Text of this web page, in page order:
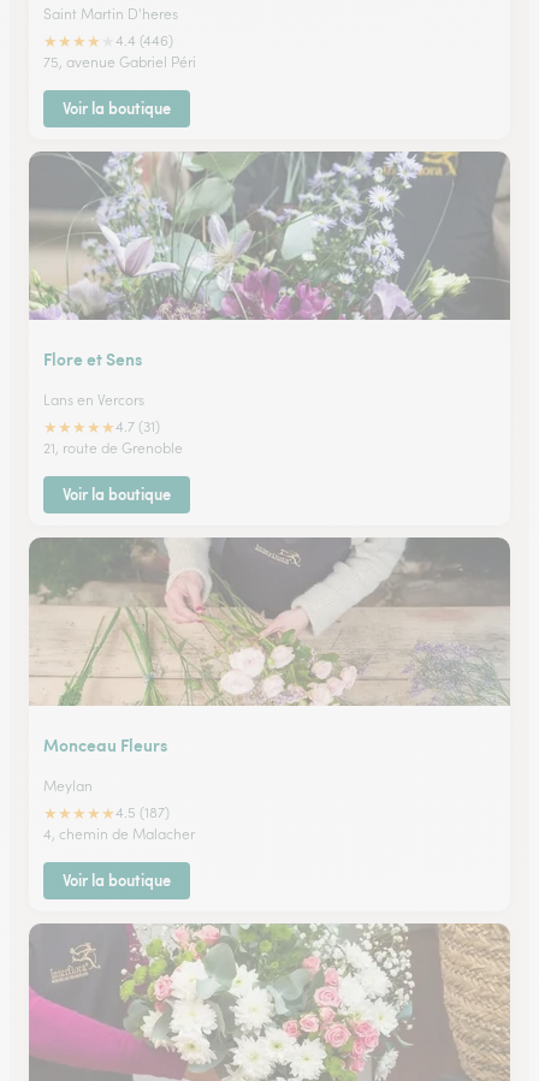
Saint Martin D'heres
★★★★
4.4 (446)
75, avenue Gabriel Péri
Voir la boutique
Flore et Sens
Lans en Vercors
★★★★★4.7 (31)
21, route de Grenoble
Voir la boutique
Monceau Fleurs
Meylan
★★★★★4.5 (187)
4, chemin de Malacher
Voir la boutique